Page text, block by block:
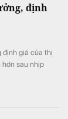
định
định giá của thị
hơn sau nhịp